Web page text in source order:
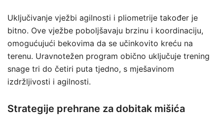
Uključivanje vježbi agilnosti i pliometrije također je
bitno. Ove vježbe poboljšavaju brzinu i koordinaciju,
omogućujući bekovima da se učinkovito kreću na
terenu. Uravnotežen program obično uključuje trening
snage tri do četiri puta tjedno, s mješavinom
izdržljivosti i agilnosti.
Strategije prehrane za dobitak mišića